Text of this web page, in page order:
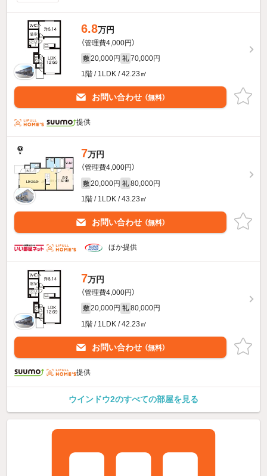
6.8万円
（管理費4,000円）
敷 20,000円 礼 70,000円
1階 / 1LDK / 42.23㎡
お問い合わせ （無料）
提供
7万円
（管理費4,000円）
敷 20,000円 礼 80,000円
1階 / 1LDK / 43.23㎡
お問い合わせ （無料）
ほか提供
7万円
（管理費4,000円）
敷 20,000円 礼 80,000円
1階 / 1LDK / 42.23㎡
お問い合わせ （無料）
提供
ウインドウ2のすべての部屋を見る